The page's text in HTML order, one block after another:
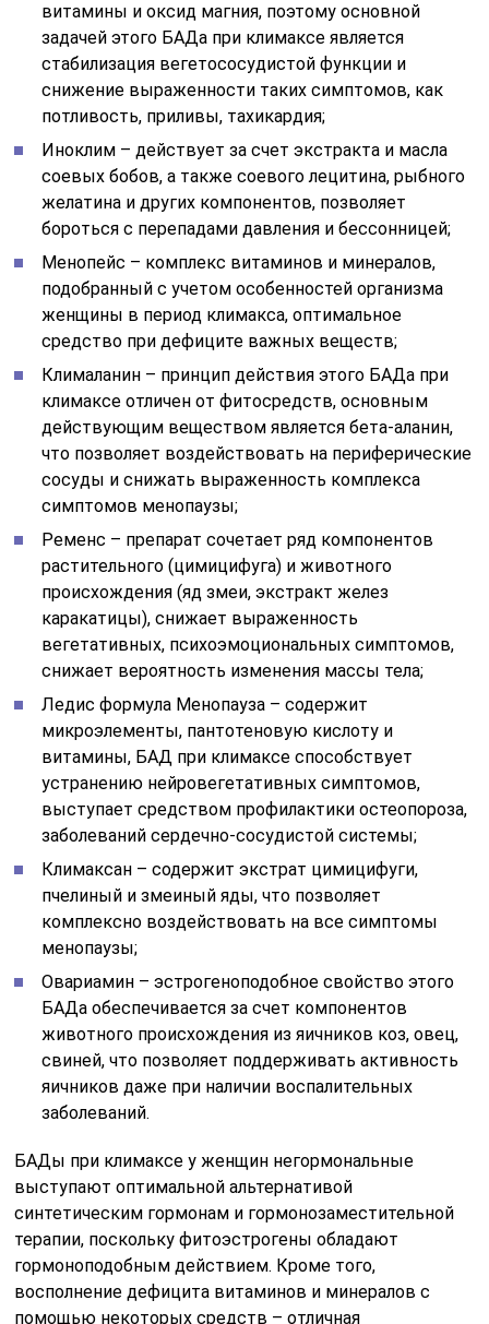
витамины и оксид магния, поэтому основной
задачей этого БАДа при климаксе является
стабилизация вегетососудистой функции и
снижение выраженности таких симптомов, как
потливость, приливы, тахикардия;
Иноклим – действует за счет экстракта и масла
соевых бобов, а также соевого лецитина, рыбного
желатина и других компонентов, позволяет
бороться с перепадами давления и бессонницей;
Менопейс – комплекс витаминов и минералов,
подобранный с учетом особенностей организма
женщины в период климакса, оптимальное
средство при дефиците важных веществ;
Клималанин – принцип действия этого БАДа при
климаксе отличен от фитосредств, основным
действующим веществом является бета-аланин,
что позволяет воздействовать на периферические
сосуды и снижать выраженность комплекса
симптомов менопаузы;
Ременс – препарат сочетает ряд компонентов
растительного (цимицифуга) и животного
происхождения (яд змеи, экстракт желез
каракатицы), снижает выраженность
вегетативных, психоэмоциональных симптомов,
снижает вероятность изменения массы тела;
Ледис формула Менопауза – содержит
микроэлементы, пантотеновую кислоту и
витамины, БАД при климаксе способствует
устранению нейровегетативных симптомов,
выступает средством профилактики остеопороза,
заболеваний сердечно-сосудистой системы;
Климаксан – содержит экстрат цимицифуги,
пчелиный и змеиный яды, что позволяет
комплексно воздействовать на все симптомы
менопаузы;
Овариамин – эстрогеноподобное свойство этого
БАДа обеспечивается за счет компонентов
животного происхождения из яичников коз, овец,
свиней, что позволяет поддерживать активность
яичников даже при наличии воспалительных
заболеваний.
БАДы при климаксе у женщин негормональные
выступают оптимальной альтернативой
синтетическим гормонам и гормонозаместительной
терапии, поскольку фитоэстрогены обладают
гормоноподобным действием. Кроме того,
восполнение дефицита витаминов и минералов с
помощью некоторых средств – отличная